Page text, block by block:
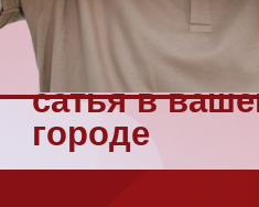
для кого
этот
семинар